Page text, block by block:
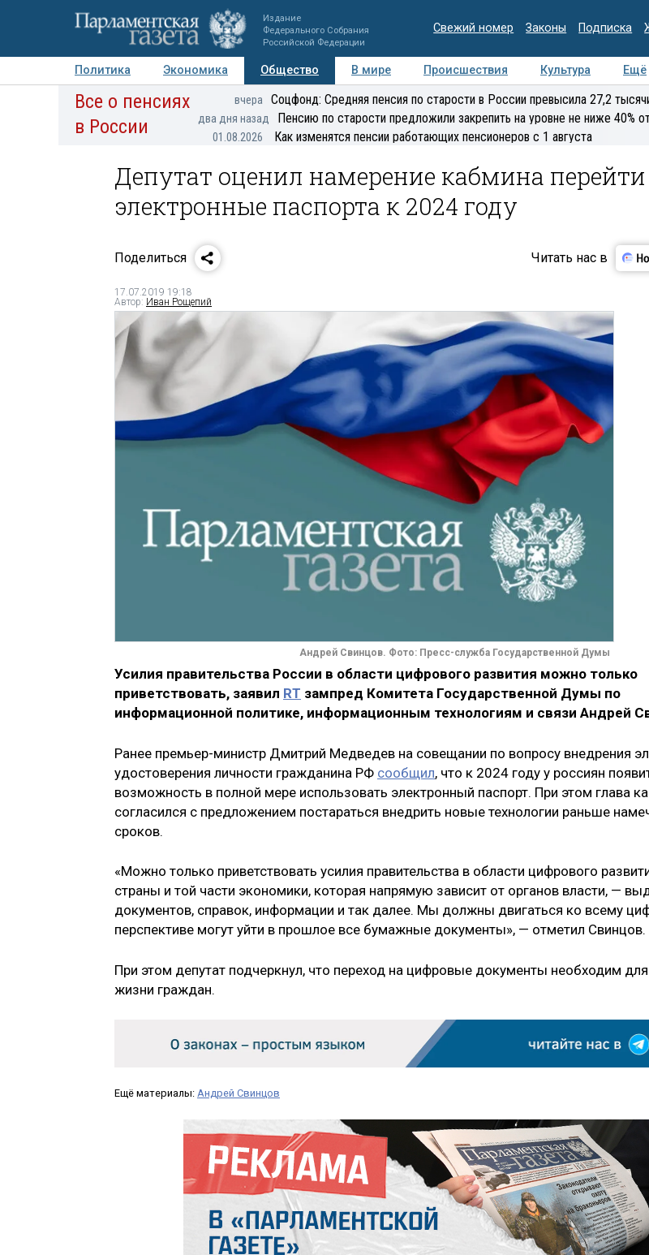
Издание
Федерального Собрания
Российской Федерации
Свежий номер Законы Подписка
Политика Экономика Общество В мире Происшествия Культура Ещё
Авторы Персоны Мнения Регионы Медиацентр Интервью Колумнисты
Все о пенсиях
в России
вчера Соцфонд: Средняя пенсия по старости в России превысила 27,2
два дня назад Пенсию по старости предложили закрепить на уровне не ниже 40%
01.08.2026 Как изменятся пенсии работающих пенсионеров с 1 августа
Депутат оценил намерение кабмина
электронные паспорта к 2024 году
Поделиться Читать нас в
17.07.2019 19:18
Автор: Иван Рощепий
Андрей Свинцов. Фото: Пресс-служба Государственной Думы
Усилия правительства России в области цифрового развития можно только
приветствовать, заявил RT зампред Комитета Государственной Думы по
информационной политике, информационным технологиям и связи Андрей
Ранее премьер-министр Дмитрий Медведев на совещании по вопросу внедрения
удостоверения личности гражданина РФ сообщил, что к 2024 году у россиян
возможность в полной мере использовать электронный паспорт. При этом глава
согласился с предложением постараться внедрить новые технологии раньше
сроков.
«Можно только приветствовать усилия правительства в области цифрового
страны и той части экономики, которая напрямую зависит от органов власти, —
документов, справок, информации и так далее. Мы должны двигаться ко всему
перспективе могут уйти в прошлое все бумажные документы», — отметил Свинцов.
При этом депутат подчеркнул, что переход на цифровые документы необходим
жизни граждан.
Ещё материалы: Андрей Свинцов